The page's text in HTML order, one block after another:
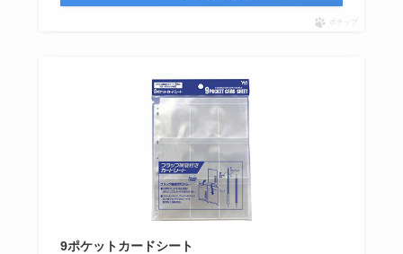
ポチップ
9ポケットカードシート